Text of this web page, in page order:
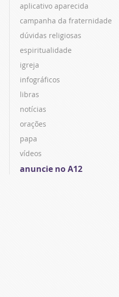
aplicativo aparecida
campanha da fraternidade
dúvidas religiosas
espiritualidade
igreja
infográficos
libras
notícias
orações
papa
vídeos
anuncie no A12